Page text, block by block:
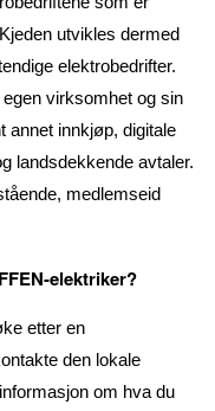
utvikles dermed
elektrobedrifter.
virksomhet og sin
annet innkjøp, digitale
landsdekkende avtaler.
medlemseid
elektriker?
etter en
den lokale
om hva du